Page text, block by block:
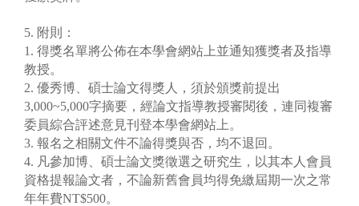
5. 附則：
1. 得獎名單將公佈在本學會網站上並通知獲獎者及指導
教授。
2. 優秀博、碩士論文得獎人，須於頒獎前提出
3,000~5,000字摘要，經論文指導教授審閱後，連同複審
委員綜合評述意見刊登本學會網站上。
3. 報名之相關文件不論得獎與否，均不退回。
4. 凡參加博、碩士論文獎徵選之研究生，以其本人會員
資格提報論文者，不論新舊會員均得免繳屆期一次之常
年年費NT$500。